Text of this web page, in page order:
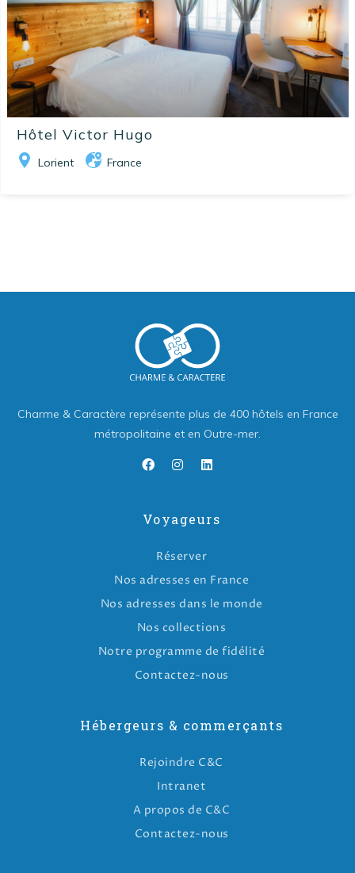
Hôtel Victor Hugo
Lorient France
Charme & Caractère représente plus de 400 hôtels en France
métropolitaine et en Outre-mer.
Voyageurs
Réserver
Nos adresses en France
Nos adresses dans le monde
Nos collections
Notre programme de fidélité
Contactez-nous
Hébergeurs & commerçants
Rejoindre C&C
Intranet
A propos de C&C
Contactez-nous